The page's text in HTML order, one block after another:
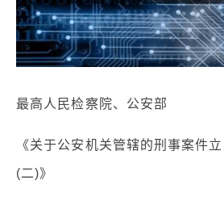
最高人民检察院、公安部
《关于公安机关管辖的刑事案件
(二)》